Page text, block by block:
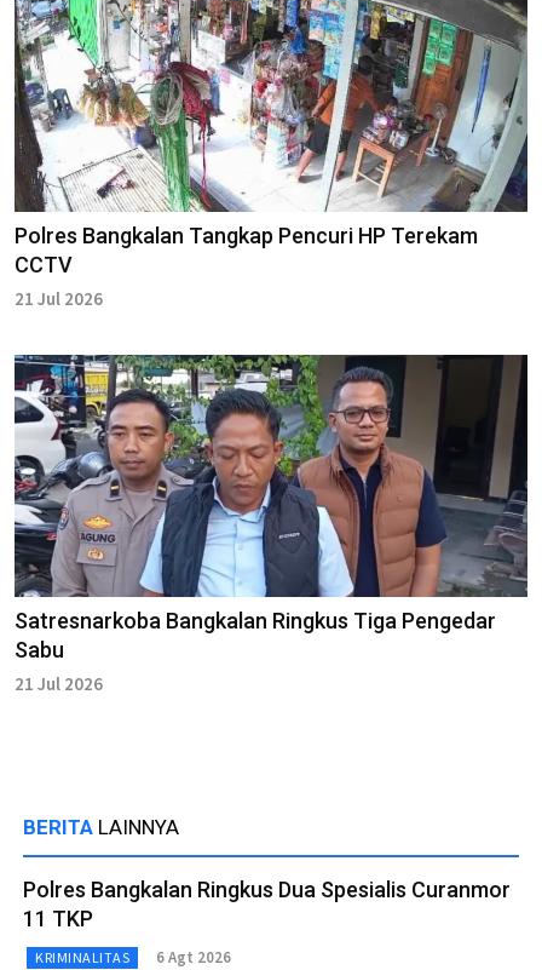
Polres Bangkalan Tangkap Pencuri HP Terekam
CCTV
21 Jul 2026
Satresnarkoba Bangkalan Ringkus Tiga Pengedar
Sabu
21 Jul 2026
BERITA LAINNYA
Polres Bangkalan Ringkus Dua Spesialis Curanmor
11 TKP
KRIMINALITAS 6 Agt 2026